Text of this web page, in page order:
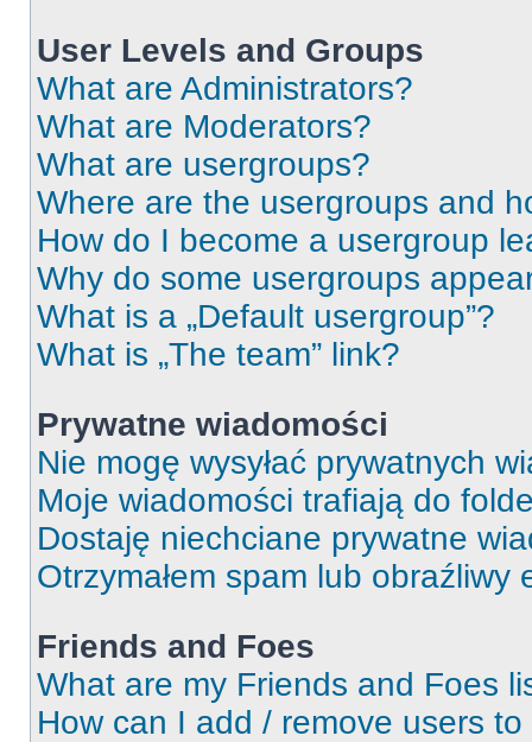
User Levels and Groups
What are Administrators?
What are Moderators?
What are usergroups?
Where are the usergroups and
How do I become a usergroup
Why do some usergroups
What is a „Default usergroup”?
What is „The team” link?
Prywatne wiadomości
Nie mogę wysyłać prywatnych
Moje wiadomości trafiają do
Dostaję niechciane prywatne
Otrzymałem spam lub
Friends and Foes
What are my Friends and Foes
How can I add / remove users